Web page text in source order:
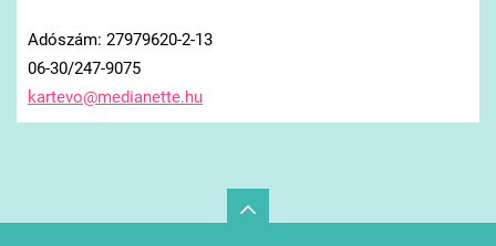
Adószám: 27979620-2-13
06-30/247-9075
kartevo@medianette.hu